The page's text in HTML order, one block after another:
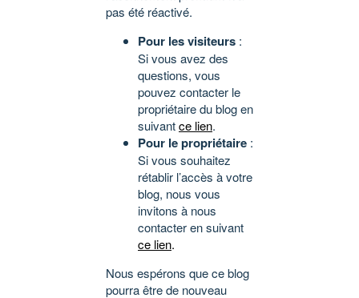
pas été réactivé.
Pour les visiteurs :
Si vous avez des
questions, vous
pouvez contacter le
propriétaire du blog en
suivantce lien.
Pour le propriétaire :
Si vous souhaitez
rétablir l’accès à votre
blog, nous vous
invitons à nous
contacter en suivant
ce lien.
Nous espérons que ce blog
pourra être de nouveau